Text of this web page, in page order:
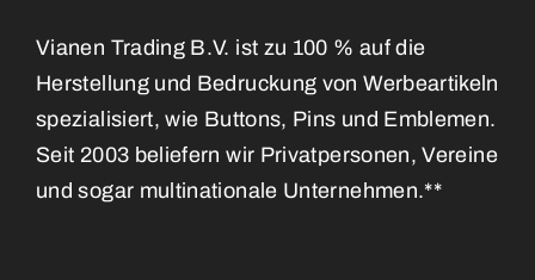
Vianen Trading B.V. ist zu 100 % auf die
Herstellung und Bedruckung von Werbeartikeln
spezialisiert, wie Buttons, Pins und Emblemen.
Seit 2003 beliefern wir Privatpersonen, Vereine
und sogar multinationale Unternehmen.**